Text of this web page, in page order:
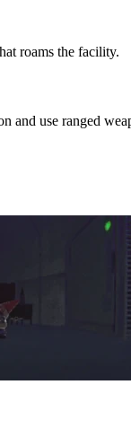
roams the facility.
and use ranged